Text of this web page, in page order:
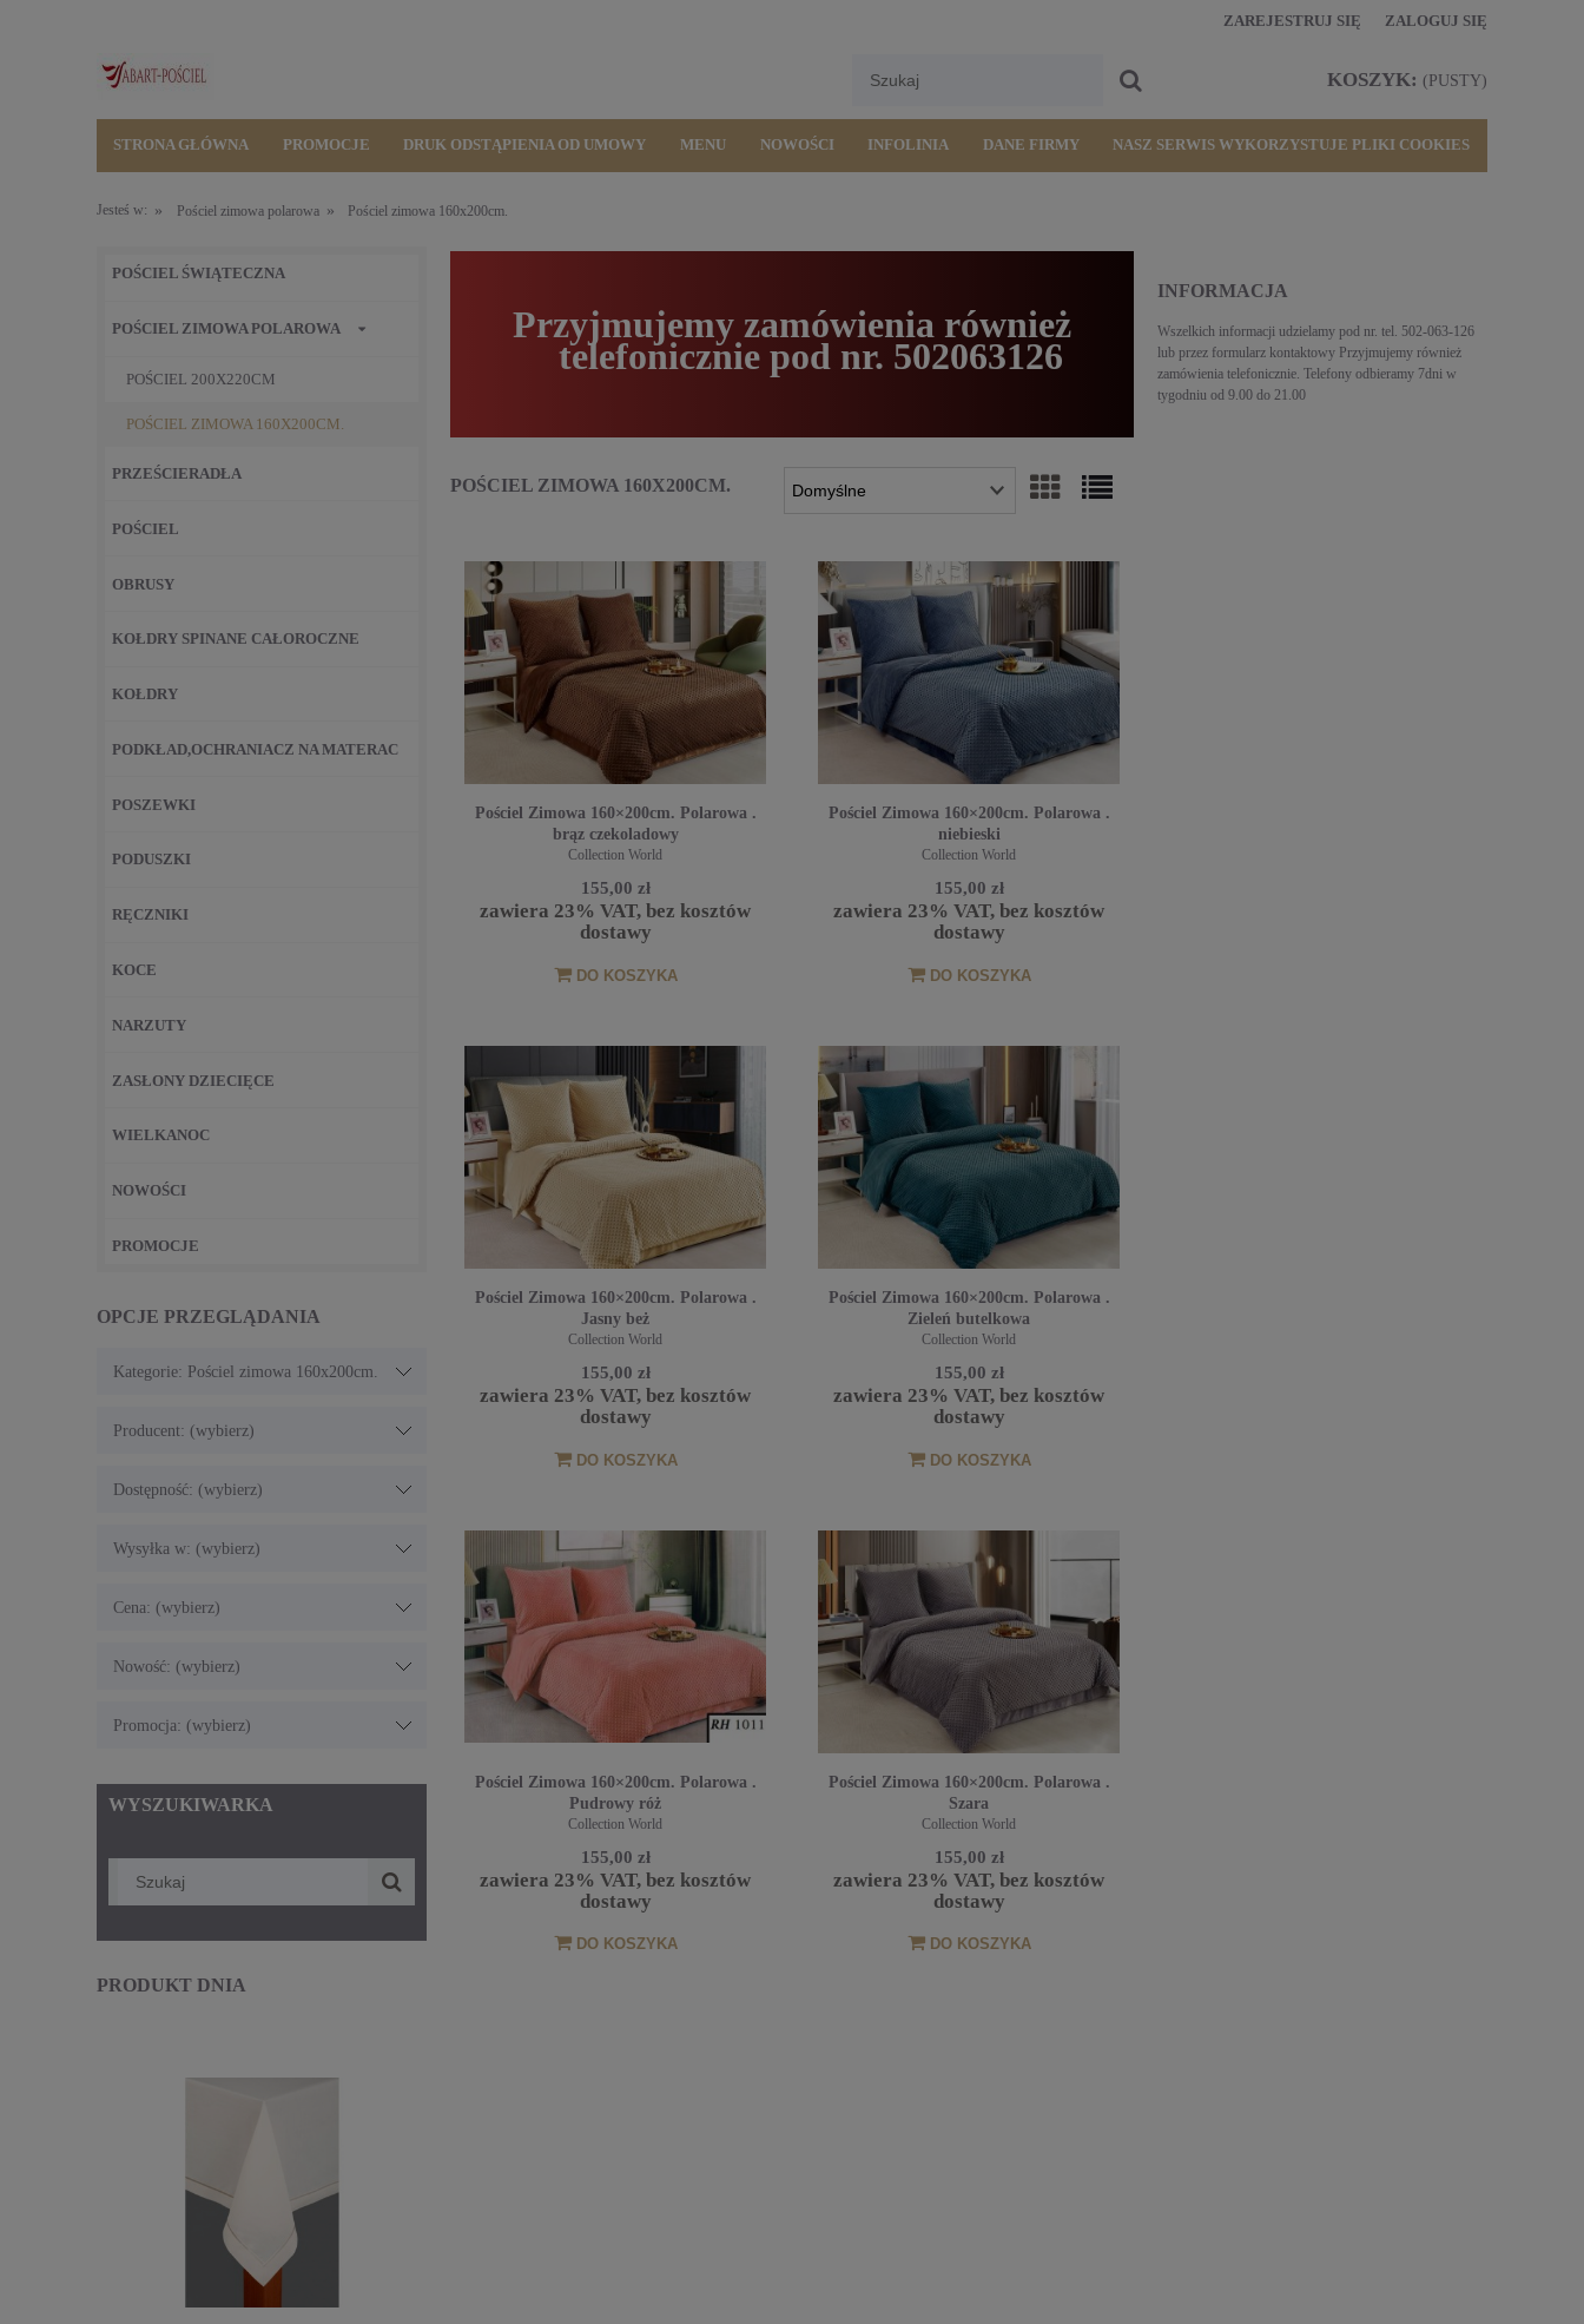
ZAREJESTRUJ SIĘ ZALOGUJ SIĘ
KOSZYK: (PUSTY)
STRONA GŁÓWNA PROMOCJE DRUK ODSTĄPIENIA OD UMOWY MENU NOWOŚCI INFOLINIA DANE FIRMY NASZ SERWIS WYKORZYSTUJE PLIKI COOKIES
Jesteś w: » Pościel zimowa polarowa » Pościel zimowa 160x200cm.
POŚCIEL ŚWIĄTECZNA
POŚCIEL ZIMOWA POLAROWA
POŚCIEL 200X220CM
POŚCIEL ZIMOWA 160X200CM.
PRZEŚCIERADŁA
POŚCIEL
OBRUSY
KOŁDRY SPINANE CAŁOROCZNE
KOŁDRY
PODKŁAD,OCHRANIACZ NA MATERAC
POSZEWKI
PODUSZKI
RĘCZNIKI
KOCE
NARZUTY
ZASŁONY DZIECIĘCE
WIELKANOC
NOWOŚCI
PROMOCJE
OPCJE PRZEGLĄDANIA
Kategorie: Pościel zimowa 160x200cm.
Producent: (wybierz)
Dostępność: (wybierz)
Wysyłka w: (wybierz)
Cena: (wybierz)
Nowość: (wybierz)
Promocja: (wybierz)
WYSZUKIWARKA
PRODUKT DNIA
Przyjmujemy zamówienia również
telefonicznie pod nr. 502063126
POŚCIEL ZIMOWA 160X200CM.
Pościel Zimowa 160×200cm. Polarowa .
brąz czekoladowy
Collection World
155,00 zł
zawiera 23% VAT, bez kosztów
dostawy
DO KOSZYKA
Pościel Zimowa 160×200cm. Polarowa .
niebieski
Collection World
155,00 zł
zawiera 23% VAT, bez kosztów
dostawy
DO KOSZYKA
Pościel Zimowa 160×200cm. Polarowa .
Jasny beż
Collection World
155,00 zł
zawiera 23% VAT, bez kosztów
dostawy
DO KOSZYKA
Pościel Zimowa 160×200cm. Polarowa .
Zieleń butelkowa
Collection World
155,00 zł
zawiera 23% VAT, bez kosztów
dostawy
DO KOSZYKA
Pościel Zimowa 160×200cm. Polarowa .
Pudrowy róż
Collection World
155,00 zł
zawiera 23% VAT, bez kosztów
dostawy
DO KOSZYKA
Pościel Zimowa 160×200cm. Polarowa .
Szara
Collection World
155,00 zł
zawiera 23% VAT, bez kosztów
dostawy
DO KOSZYKA
INFORMACJA
Wszelkich informacji udzielamy pod nr. tel. 502-063-126
lub przez formularz kontaktowy Przyjmujemy również
zamówienia telefonicznie. Telefony odbieramy 7dni w
tygodniu od 9.00 do 21.00